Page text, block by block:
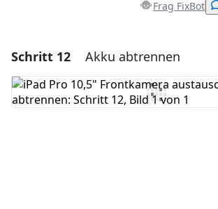
Frag FixBot
Einen Kommentar hinzufügen
Kommentar hinzufügen
Schritt 12 Akku abtrennen